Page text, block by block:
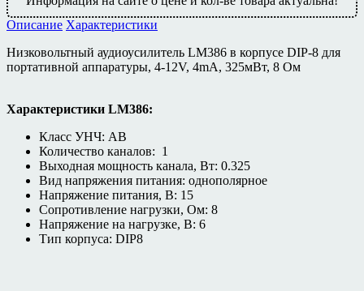
Описание Характеристики
Низковольтный аудиоусилитель LM386 в корпусе DIP-8 для
портативной аппаратуры, 4-12V, 4mA, 325мВт, 8 Ом
Характеристики LM386:
Класс УНЧ: AB
Количество каналов: 1
Выходная мощность канала, Вт: 0.325
Вид напряжения питания: однополярное
Напряжение питания, В: 15
Сопротивление нагрузки, Ом: 8
Напряжение на нагрузке, В: 6
Тип корпуса: DIP8